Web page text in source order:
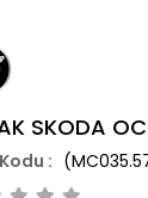
SKODA